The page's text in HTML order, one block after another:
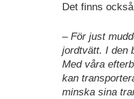
Det finns
– För just
jordtvätt. I den
Med våra
kan
minska sina